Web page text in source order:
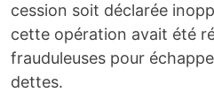
cession soit déclarée
cette opération avait été
frauduleuses pour
dettes.